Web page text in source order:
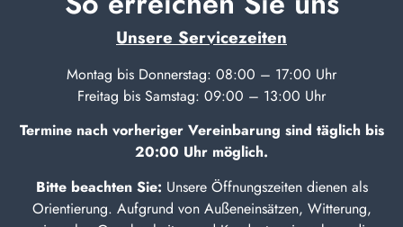
Unsere Servicezeiten
Montag bis Donnerstag: 08:00 – 17:00 Uhr
Freitag bis Samstag: 09:00 – 13:00 Uhr
Termine nach vorheriger Vereinbarung sind täglich bis
20:00 Uhr möglich.
Bitte beachten Sie: Unsere Öffnungszeiten dienen als
Orientierung. Aufgrund von Außeneinsätzen, Witterung,